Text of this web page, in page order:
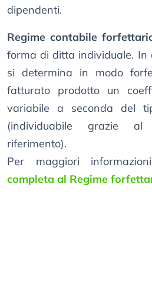
dipendenti.
Regime contabile
forma di ditta individuale. In
si determina in modo
fatturato prodotto un
variabile a seconda del
(individuabile grazie
riferimento).
Per maggiori
completa al Regime